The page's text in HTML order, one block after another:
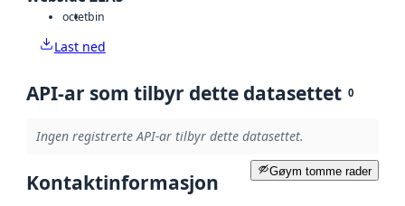
octetbin
Last ned
API-ar som tilbyr dette datasettet 0
Ingen registrerte API-ar tilbyr dette datasettet.
Gøym tomme rader
Kontaktinformasjon